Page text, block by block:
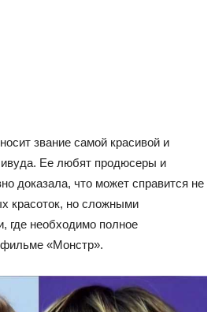
звание самой красивой и
Ее любят продюсеры и
доказала, что может справится не
красоток, но сложными
где необходимо полное
«Монстр».